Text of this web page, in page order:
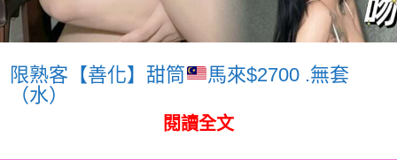
限熟客【善化】甜筒
馬來$2700 .無套
（水）
閱讀全文